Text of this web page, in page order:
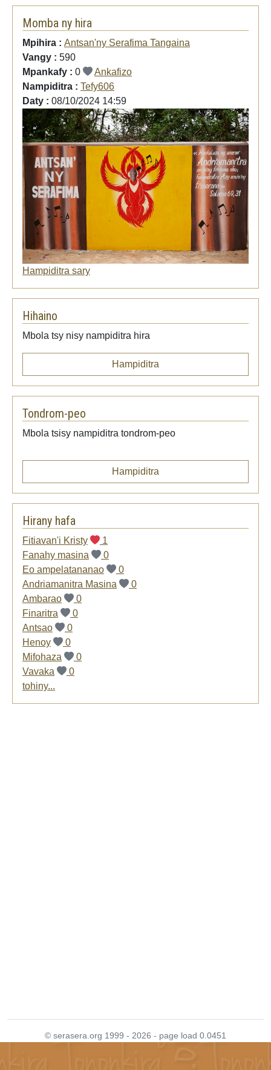
Momba ny hira
Mpihira : Antsan'ny Serafima Tangaina
Vangy : 590
Mpankafy : 0
Ankafizo
Nampiditra : Tefy606
Daty : 08/10/2024 14:59
Hampiditra sary
Hihaino
Mbola tsy nisy nampiditra hira
Hampiditra
Tondrom-peo
Mbola tsisy nampiditra tondrom-peo
Hampiditra
Hirany hafa
Fitiavan'i Kristy
1
Fanahy masina
0
Eo ampelatananao
0
Andriamanitra Masina
0
Ambarao
0
Finaritra
0
Antsao
0
Henoy
0
Mifohaza
0
Vavaka
0
tohiny...
© serasera.org 1999 - 2026 - page load 0.0451